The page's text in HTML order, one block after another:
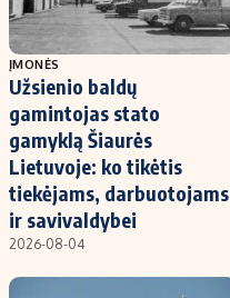
ĮMONĖS
Užsienio baldų
gamintojas stato
gamyklą Šiaurės
Lietuvoje: ko tikėtis
tiekėjams, darbuotojams
ir savivaldybei
2026-08-04